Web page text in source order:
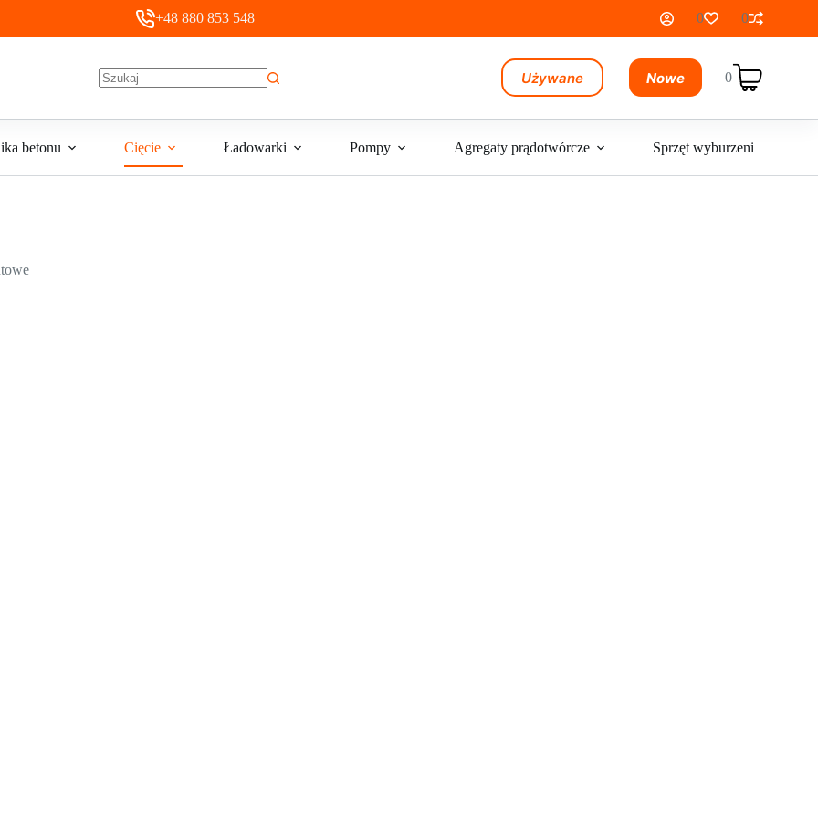
+48 880 853 548 0 0
Używane Nowe Koszyk
0
betonu Cięcie Ładowarki Pompy Agregaty prądotwórcze Sprzęt wyburzeniowy